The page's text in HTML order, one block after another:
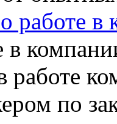
работе в
в
работе
по